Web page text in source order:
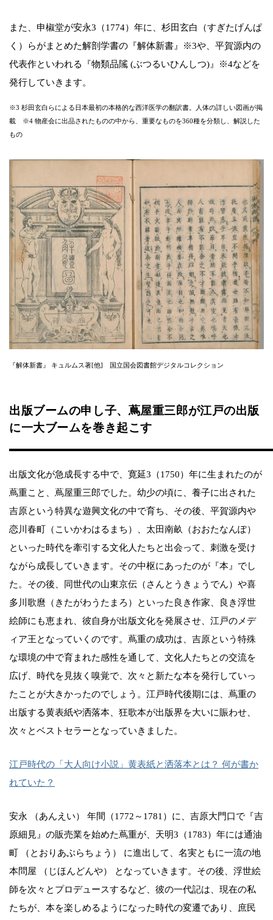
また、申椒堂が安永3（1774）年に、杉田玄白（すぎたげんぱ
く）らがまとめた解剖学書の『解体新書』※3や、平賀源内の
代表作といわれる『物類品隲 (ぶつるいひんしつ)』※4などを
発行していきます。
※3 杉田玄白らによる日本最初の本格的な西洋医学の翻訳書。人体の詳しい図画が掲
載 ※4 物産会に出品されたものの中から、重要なものを360種を分類し、解説した
もの
『解体新書』 キュルムス著[他] 国立国会図書館デジタルコレクション
出版ブームの申し子、蔦屋重三郎が江戸の出版
に一大ブームを巻き起こす
出版文化が急成長する中で、寛延3（1750）年に生まれたのが
蔦重こと、蔦屋重三郎でした。幼少の頃に、養子に出された
吉原という特異な遊興文化の中で育ち、その後、平賀源内や
恋川春町（こいかわはるまち）、太田南畝（おおたなんぽ）
といった時代を牽引する文化人たちと出会って、刺激を受け
ながら成長していきます。その中枢にあったのが『本』でし
た。その後、同世代の山東京伝（さんとうきょうでん）や喜
多川歌麿（きたがわうたまろ）といった良き作家、良き浮世
絵師にも恵まれ、彼自身が出版文化を発展させ、江戸のメデ
ィア王となっていくのです。蔦重の成功は、吉原という特殊
な環境の中で育まれた感性を通して、文化人たちとの交流を
広げ、時代を見抜く嗅覚で、次々と新たな本を発行していっ
たことが大きかったのでしょう。江戸時代後期には、蔦重の
出版する黄表紙や洒落本、狂歌本が出版界を大いに賑わせ、
次々とベストセラーとなっていきました。
江戸時代の「大人向け小説」黄表紙と洒落本とは？ 何が書か
れていた？
安永 （あんえい） 年間（1772～1781）に、吉原大門口で『吉
原細見』の販売業を始めた蔦重が、天明3（1783）年には通油
町 （とおりあぶらちょう） に進出して、名実ともに一流の地
本問屋 （じほんどんや） となっていきます。その後、浮世絵
師を次々とプロデュースするなど、彼の一代記は、現在の私
たちが、本を楽しめるようになった時代の変遷であり、庶民